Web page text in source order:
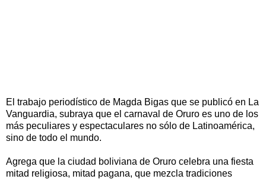
El trabajo periodístico de Magda Bigas que se publicó en La
Vanguardia, subraya que el carnaval de Oruro es uno de los
más peculiares y espectaculares no sólo de Latinoamérica,
sino de todo el mundo.
Agrega que la ciudad boliviana de Oruro celebra una fiesta
mitad religiosa, mitad pagana, que mezcla tradiciones